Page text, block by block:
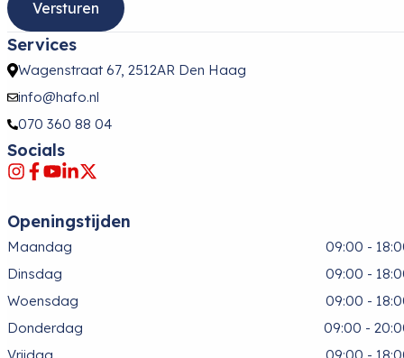
Services
Wagenstraat 67, 2512AR Den Haag
info@hafo.nl
070 360 88 04
Socials
Openingstijden
Maandag
09:00 -
Dinsdag
09:00 -
Woensdag
09:00 -
Donderdag
09:00 -